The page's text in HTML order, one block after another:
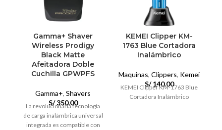
Gamma+ Shaver
Wireless Prodigy
Black Matte
Afeitadora Doble
Cuchilla GPWPFS
Gamma+, Shavers
S/350.00
La revolucionaria tecnología
de carga inalámbrica universal
integrada es compatible con
KEMEI Clipper KM-
1763 Blue Cortadora
Inalámbrico
Maquinas, Clippers, Kemei
S/140.00
KEMEI Clipper KM-1763 Blue
Cortadora Inalámbrico